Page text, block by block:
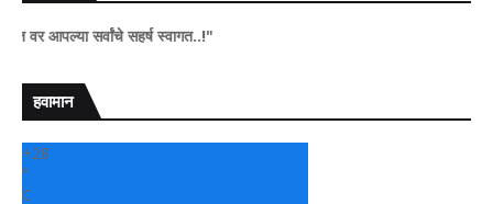
सर्वांचे सहर्ष स्वागत..!"
हवामान
+28
°
C